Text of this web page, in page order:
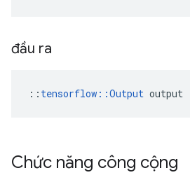
đầu ra
:: tensorflow::Output output
Chức năng công cộng